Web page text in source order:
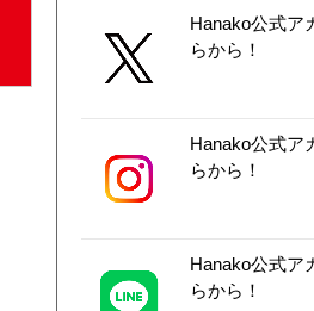
Hanako公式ア
らから！
Hanako公式ア
らから！
Hanako公式ア
らから！